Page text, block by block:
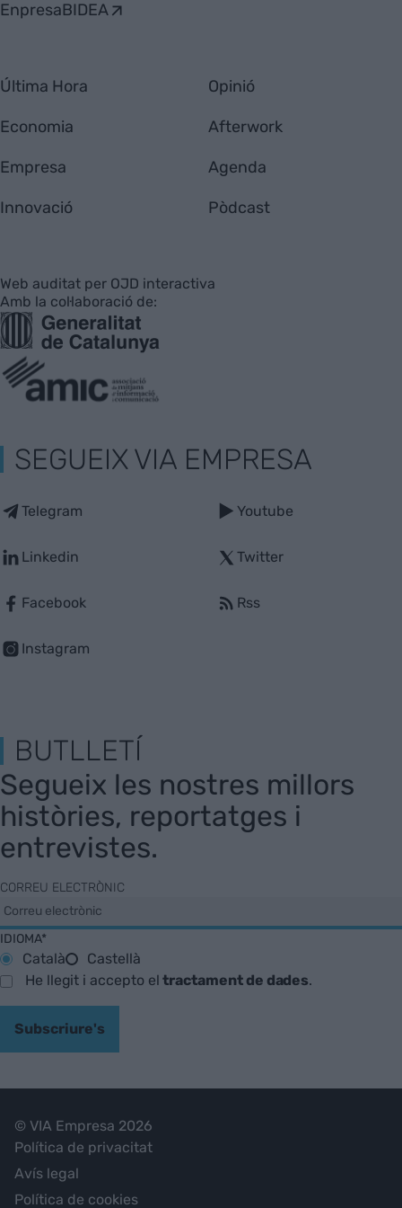
EnpresaBIDEA
Última Hora
Economia
Empresa
Innovació
Opinió
Afterwork
Agenda
Pòdcast
Web auditat per OJD interactiva
Amb la col·laboració de:
SEGUEIX VIA EMPRESA
Telegram
Linkedin
Facebook
Instagram
Youtube
Twitter
Rss
BUTLLETÍ
Segueix les nostres millors
històries, reportatges i
entrevistes.
CORREU ELECTRÒNIC
IDIOMA*
Català
Castellà
He llegit i accepto eltractament de dades.
Subscriure's
© VIA Empresa 2026
Política de privacitat
Avís legal
Política de cookies